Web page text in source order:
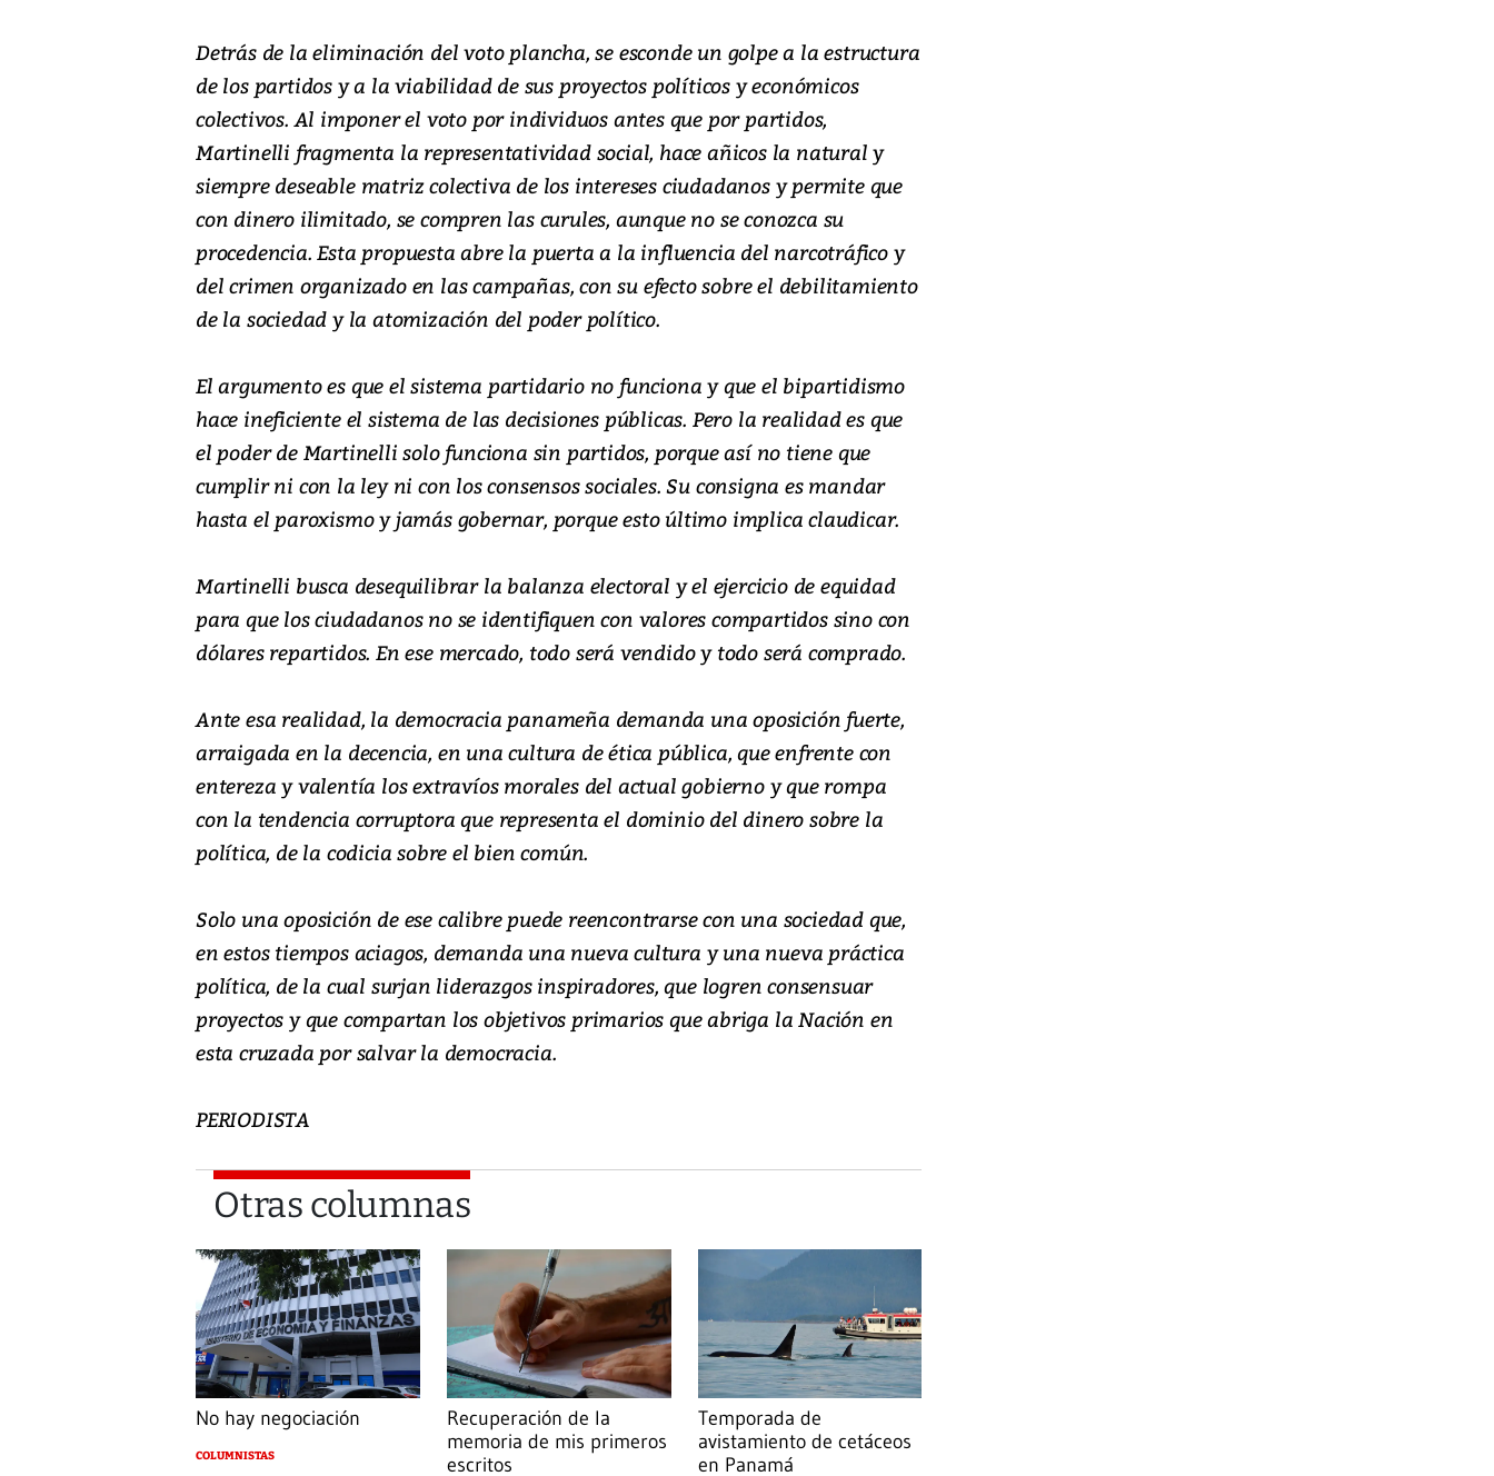
Detrás de la eliminación del voto plancha, se esconde un golpe a la estructura
de los partidos y a la viabilidad de sus proyectos políticos y económicos
colectivos. Al imponer el voto por individuos antes que por partidos,
Martinelli fragmenta la representatividad social, hace añicos la natural y
siempre deseable matriz colectiva de los intereses ciudadanos y permite que
con dinero ilimitado, se compren las curules, aunque no se conozca su
procedencia. Esta propuesta abre la puerta a la influencia del narcotráfico y
del crimen organizado en las campañas, con su efecto sobre el debilitamiento
de la sociedad y la atomización del poder político.
El argumento es que el sistema partidario no funciona y que el bipartidismo
hace ineficiente el sistema de las decisiones públicas. Pero la realidad es que
el poder de Martinelli solo funciona sin partidos, porque así no tiene que
cumplir ni con la ley ni con los consensos sociales. Su consigna es mandar
hasta el paroxismo y jamás gobernar, porque esto último implica claudicar.
Martinelli busca desequilibrar la balanza electoral y el ejercicio de equidad
para que los ciudadanos no se identifiquen con valores compartidos sino con
dólares repartidos. En ese mercado, todo será vendido y todo será comprado.
Ante esa realidad, la democracia panameña demanda una oposición fuerte,
arraigada en la decencia, en una cultura de ética pública, que enfrente con
entereza y valentía los extravíos morales del actual gobierno y que rompa
con la tendencia corruptora que representa el dominio del dinero sobre la
política, de la codicia sobre el bien común.
Solo una oposición de ese calibre puede reencontrarse con una sociedad que,
en estos tiempos aciagos, demanda una nueva cultura y una nueva práctica
política, de la cual surjan liderazgos inspiradores, que logren consensuar
proyectos y que compartan los objetivos primarios que abriga la Nación en
esta cruzada por salvar la democracia.
PERIODISTA
Otras columnas
No hay negociación
COLUMNISTAS
Recuperación de la
memoria de mis primeros
escritos
Temporada de
avistamiento de cetáceos
en Panamá